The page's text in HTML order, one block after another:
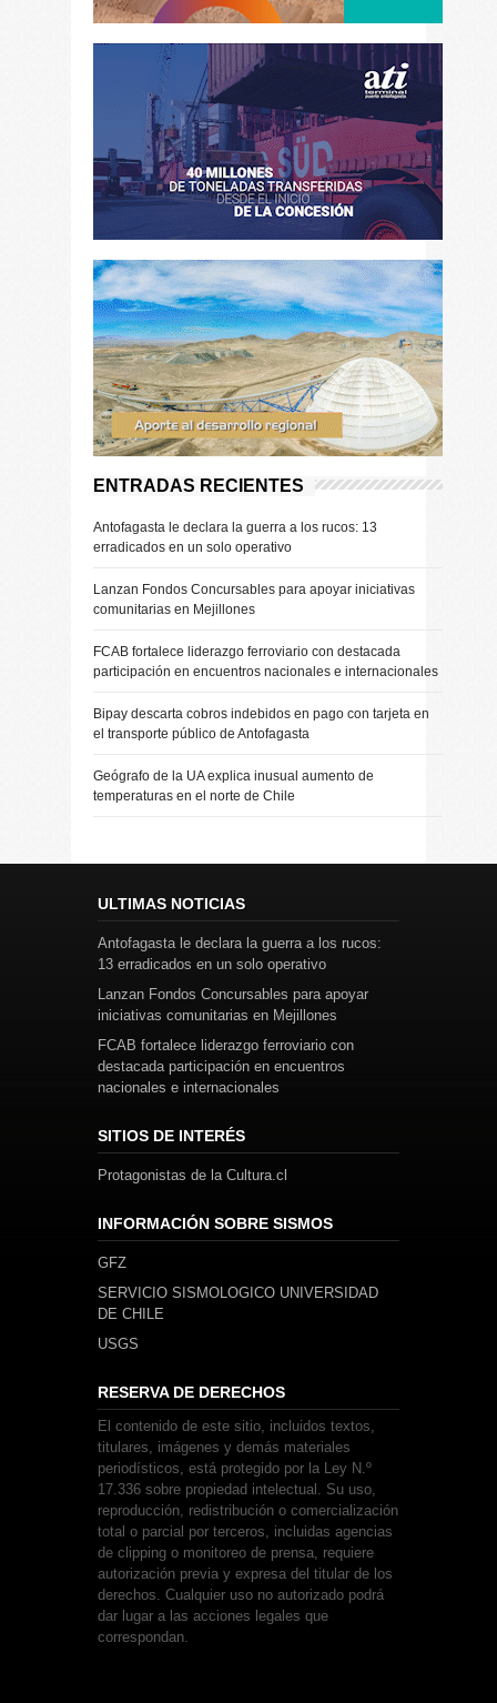
ENTRADAS RECIENTES
Antofagasta le declara la guerra a los rucos: 13
erradicados en un solo operativo
Lanzan Fondos Concursables para apoyar iniciativas
comunitarias en Mejillones
FCAB fortalece liderazgo ferroviario con destacada
participación en encuentros nacionales e internacionales
Bipay descarta cobros indebidos en pago con tarjeta en
el transporte público de Antofagasta
Geógrafo de la UA explica inusual aumento de
temperaturas en el norte de Chile
ULTIMAS NOTICIAS
Antofagasta le declara la guerra a los rucos:
13 erradicados en un solo operativo
Lanzan Fondos Concursables para apoyar
iniciativas comunitarias en Mejillones
FCAB fortalece liderazgo ferroviario con
destacada participación en encuentros
nacionales e internacionales
SITIOS DE INTERÉS
Protagonistas de la Cultura.cl
INFORMACIÓN SOBRE SISMOS
GFZ
SERVICIO SISMOLOGICO UNIVERSIDAD
DE CHILE
USGS
RESERVA DE DERECHOS
El contenido de este sitio, incluidos textos,
titulares, imágenes y demás materiales
periodísticos, está protegido por la Ley N.º
17.336 sobre propiedad intelectual. Su uso,
reproducción, redistribución o comercialización
total o parcial por terceros, incluidas agencias
de clipping o monitoreo de prensa, requiere
autorización previa y expresa del titular de los
derechos. Cualquier uso no autorizado podrá
dar lugar a las acciones legales que
correspondan.